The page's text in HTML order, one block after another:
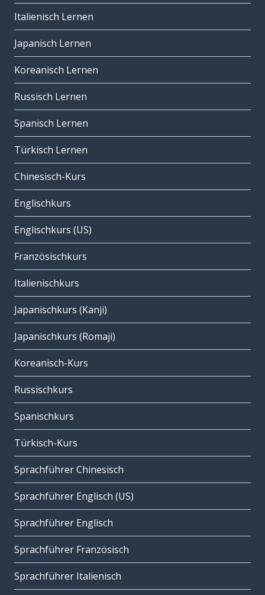
Italienisch Lernen
Japanisch Lernen
Koreanisch Lernen
Russisch Lernen
Spanisch Lernen
Türkisch Lernen
Chinesisch-Kurs
Englischkurs
Englischkurs (US)
Französischkurs
Italienischkurs
Japanischkurs (Kanji)
Japanischkurs (Romaji)
Koreanisch-Kurs
Russischkurs
Spanischkurs
Türkisch-Kurs
Sprachführer Chinesisch
Sprachführer Englisch (US)
Sprachführer Englisch
Sprachführer Französisch
Sprachführer Italienisch